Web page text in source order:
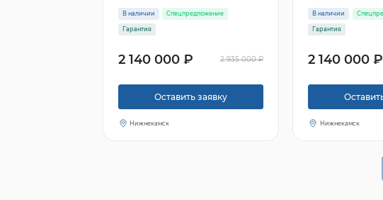
В наличии Спецпредложение
Гарантия
2 140 000 ₽ 2 935 000 ₽
Оставить заявку
Нижнекамск
В наличии
Гарантия
2 140 000 ₽
Нижнекамск